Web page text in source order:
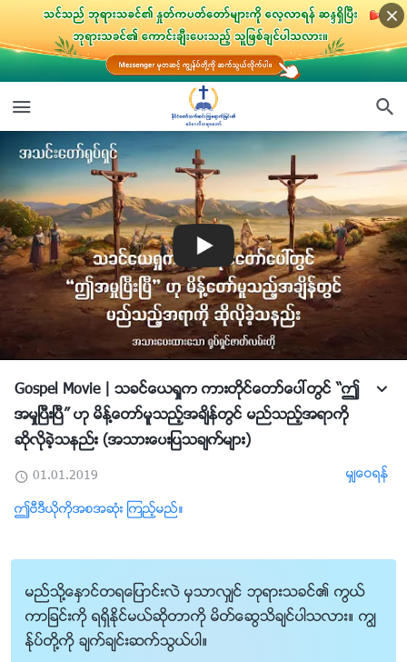
Gospel Movie | သခင္ေယရႈက ကားတိုင္ေတာ္ေပၚတြင္ “ဤ
အမႈၿပီးၿပီ” ဟု မိန္႔ေတာ္မူသည့္အခ်ိန္တြင္ မည္သည့္အရာကို
ဆိုလိုခဲ့သနည္း (အသားေပးျပသခ်က္မ်ား)
01.01.2019
မွ်ေဝရန္
ဤဗီဒီယိုကိုအစအဆုံး ၾကည့္မည္။
မည္သို႔ေႏွာင္တရေျပာင္းလဲ မွသာလွ်င္ ဘုရားသခင္၏ ကြယ္
ကာျခင္းကို ရရွိႏိုင္မယ္ဆိုတာကို မိတ္ေဆြသိခ်င္ပါသလား။ ကြၽ
န္ုပ္တို႔ကို ခ်က္ခ်င္းဆက္သြယ္ပါ။